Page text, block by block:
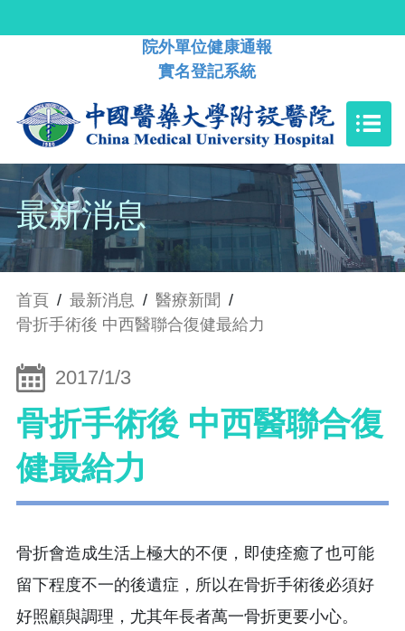
院外單位健康通報
實名登記系統
最新消息
首頁 / 最新消息 / 醫療新聞 /
骨折手術後 中西醫聯合復健最給力
2017/1/3
骨折手術後 中西醫聯合復
健最給力
骨折會造成生活上極大的不便，即使痊癒了也可能
留下程度不一的後遺症，所以在骨折手術後必須好
好照顧與調理，尤其年長者萬一骨折更要小心。